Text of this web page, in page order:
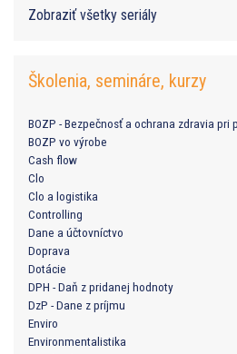
Zobraziť všetky seriály
Školenia, semináre, kurzy
BOZP - Bezpečnosť a ochrana zdravia pri
BOZP vo výrobe
Cash flow
Clo
Clo a logistika
Controlling
Dane a účtovníctvo
Doprava
Dotácie
DPH - Daň z pridanej hodnoty
DzP - Dane z príjmu
Enviro
Environmentalistika